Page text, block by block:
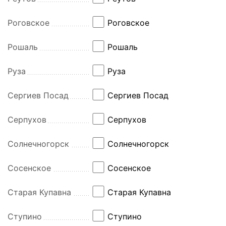
Роговское Роговское
Рошаль Рошаль
Руза Руза
Сергиев Посад Сергиев Посад
Серпухов Серпухов
Солнечногорск Солнечногорск
Сосенское Сосенское
Старая Купавна Старая Купавна
Ступино Ступино